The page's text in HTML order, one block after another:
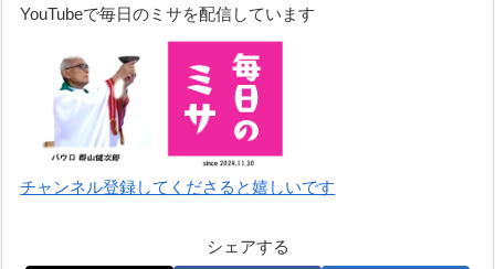
YouTubeで毎日のミサを配信しています
チャンネル登録してくださると嬉しいです
シェアする